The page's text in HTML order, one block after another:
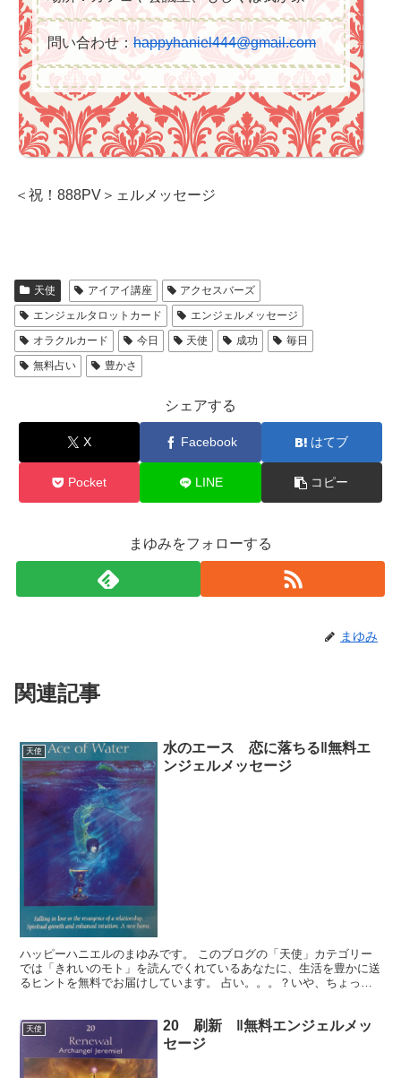
問い合わせ： happyhaniel444@gmail.com
＜祝！888PV＞ェルメッセージ
天使 アイアイ講座
アクセスバーズ
エンジェルタロットカード
エンジェルメッセージ
オラクルカード
今日 天使 成功
毎日
無料占い
豊かさ
シェアする
X Facebook はてブ
Pocket LINE コピー
まゆみをフォローする
まゆみ
関連記事
天使
水のエース 恋に落ちる‖無料エ
ンジェルメッセージ
ハッピーハニエルのまゆみです。 このブログの「天使」カテゴリー
では「きれいのモト」を読んでくれているあなたに、生活を豊かに送
るヒントを無料でお届けしています。 占い。。。？いや、ちょっと
天使
20 刷新 ‖無料エンジェルメッ
セージ